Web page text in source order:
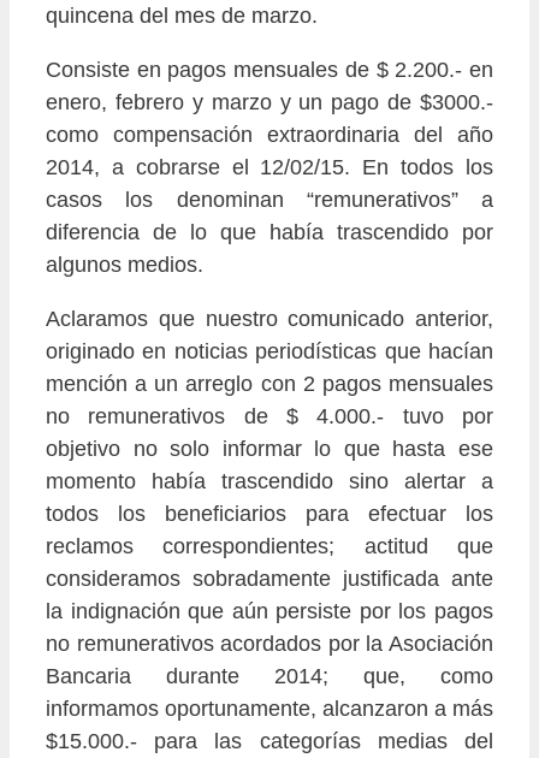
quincena del mes de marzo.
Consiste en pagos mensuales de $ 2.200.- en
enero, febrero y marzo y un pago de $3000.-
como compensación extraordinaria del año
2014, a cobrarse el 12/02/15. En todos los
casos los denominan “remunerativos” a
diferencia de lo que había trascendido por
algunos medios.
Aclaramos que nuestro comunicado anterior,
originado en noticias periodísticas que hacían
mención a un arreglo con 2 pagos mensuales
no remunerativos de $ 4.000.- tuvo por
objetivo no solo informar lo que hasta ese
momento había trascendido sino alertar a
todos los beneficiarios para efectuar los
reclamos correspondientes; actitud que
consideramos sobradamente justificada ante
la indignación que aún persiste por los pagos
no remunerativos acordados por la Asociación
Bancaria durante 2014; que, como
informamos oportunamente, alcanzaron a más
$15.000.- para las categorías medias del